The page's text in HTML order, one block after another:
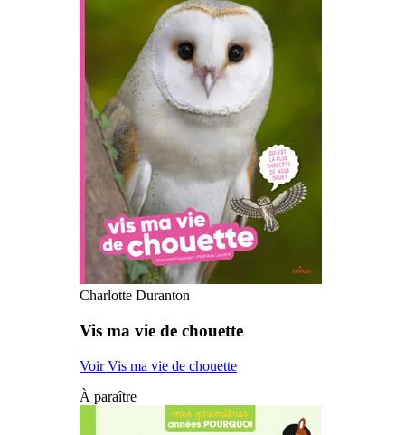
Charlotte Duranton
Vis ma vie de chouette
Voir Vis ma vie de chouette
À paraître